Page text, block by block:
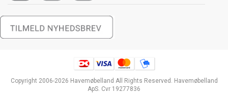
Copyright 2006-2026 Havemøbelland All Rights Reserved. Havemøbelland
ApS. Cvr 19277836